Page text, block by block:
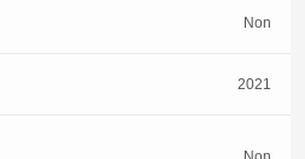
Non
2021